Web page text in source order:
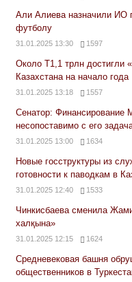
Али Алиева назначили ИО
футболу
31.01.2025 13:30 1597
Около Т1,1 трлн достигли
Казахстана на начало года
31.01.2025 13:18 1557
Сенатор:
несопоставимо с его
31.01.2025 13:00 1634
Новые госструктуры из
готовности к паводкам в
31.01.2025 12:40 1533
Чинкисбаева сменила
халқына»
31.01.2025 12:15 1624
Средневековая башня
общественников в